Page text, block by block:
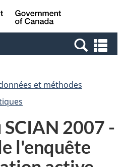
Passer
au
Passer
à
Canada
et
et méthodes
2007 -
l'enquête